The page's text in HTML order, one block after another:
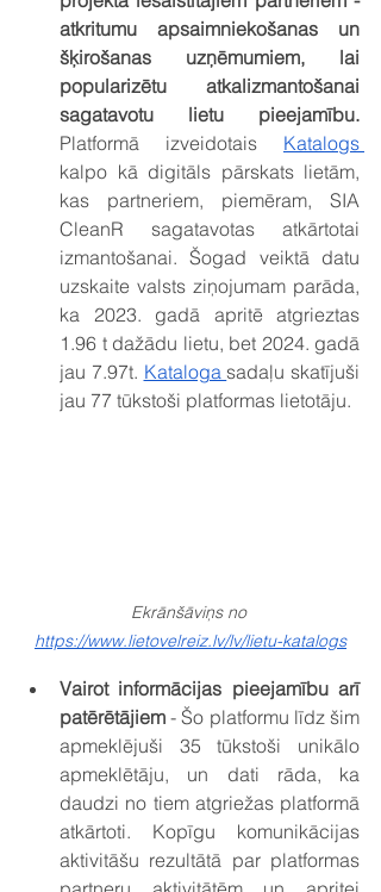
atkritumu apsaimniekošanas un
šķirošanas uzņēmumiem, lai
popularizētu atkalizmantošanai
Platformā izveidotais
kalpo kā digitāls pārskats lietām,
kas partneriem, piemēram, SIA
CleanR sagatavotas atkārtotai
izmantošanai. Šogad veiktā datu
uzskaite valsts ziņojumam parāda,
ka 2023. gadā apritē atgrieztas
1.96 t dažādu lietu, bet 2024. gadā
jau 7.97t. Kataloga sadaļu skatījuši
jau 77 tūkstoši platformas lietotāju.
Ekrānšāviņs no
https://www.lietovelreiz.lv/lv/lietu-katalogs
Vairot informācijas pieejamību arī
patērētājiem - Šo platformu līdz šim
apmeklējuši 35 tūkstoši unikālo
apmeklētāju, un dati rāda, ka
daudzi no tiem atgriežas platformā
atkārtoti. Kopīgu komunikācijas
aktivitāšu rezultātā par platformas